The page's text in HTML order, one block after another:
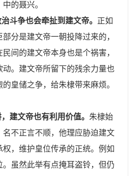
的聂兴。
斗争也会牵扯到建文帝。 正如
分是建文帝一朝投降过来的，
间的建文帝本身也是个祸害，
。建文帝所留下的残余力量也
皇储之争，给朱棣带来麻烦。
建文帝也有利用价值。 朱棣始
不正言不顺，他理应胁迫建文
，维护皇位传承的正统。例如
虽然此举有点掩耳盗铃，但仍